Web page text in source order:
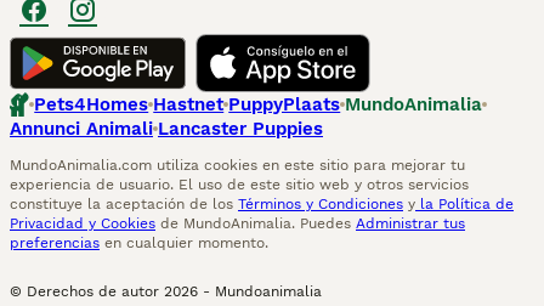
Pets4Homes Hastnet PuppyPlaats MundoAnimalia
Annunci Animali Lancaster Puppies
MundoAnimalia.com utiliza cookies en este sitio para mejorar tu
experiencia de usuario. El uso de este sitio web y otros servicios
constituye la aceptación de los Términos y Condiciones y la Política de
Privacidad y Cookies de MundoAnimalia. Puedes Administrar tus
preferencias en cualquier momento.
© Derechos de autor 2026 - Mundoanimalia